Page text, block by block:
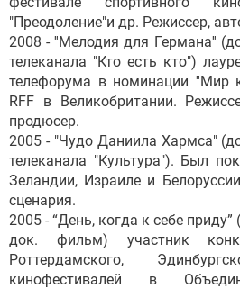
"Преодоление"и др. Режиссер,
2008 - ''Мелодия для Германа''
телеканала "Кто есть кто")
телефорума в номинации ''Мир
RFF в Великобритании.
продюсер.
2005 - "Чудо Даниила Хармса"
телеканала "Культура"). Был
Зеландии, Израиле и
сценария.
2005 - “День, когда к себе
док. фильм) участник
Роттердамского,
кинофестивалей в